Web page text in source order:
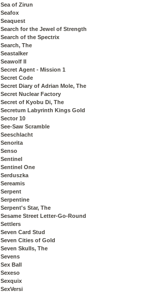
Sea of Zirun
Seafox
Seaquest
Search for the Jewel of Strength
Search of the Spectrix
Search, The
Seastalker
Seawolf II
Secret Agent - Mission 1
Secret Code
Secret Diary of Adrian Mole, The
Secret Nuclear Factory
Secret of Kyobu Di, The
Secretum Labyrinth Kings Gold
Sector 10
See-Saw Scramble
Seeschlacht
Senorita
Senso
Sentinel
Sentinel One
Serduszka
Sereamis
Serpent
Serpentine
Serpent's Star, The
Sesame Street Letter-Go-Round
Settlers
Seven Card Stud
Seven Cities of Gold
Seven Skulls, The
Sevens
Sex Ball
Sexeso
Sexquix
SexVersi